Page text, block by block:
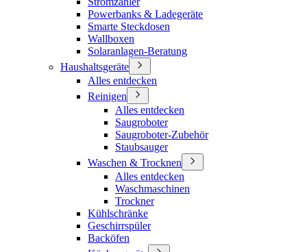
Powerbanks & Ladegeräte
Smarte Steckdosen
Wallboxen
Solaranlagen-Beratung
Haushaltsgeräte
Alles entdecken
Reinigen
Alles entdecken
Saugroboter
Saugroboter-Zubehör
Staubsauger
Waschen & Trocknen
Alles entdecken
Waschmaschinen
Trockner
Kühlschränke
Geschirrspüler
Backöfen